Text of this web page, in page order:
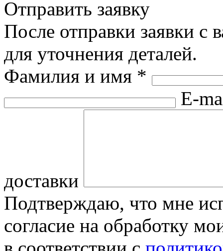
Отправить заявку
После отправки заявки с
для уточнения деталей.
Фамилия и имя *
E-
доставки
Подтверждаю, что мне
согласие на обработку